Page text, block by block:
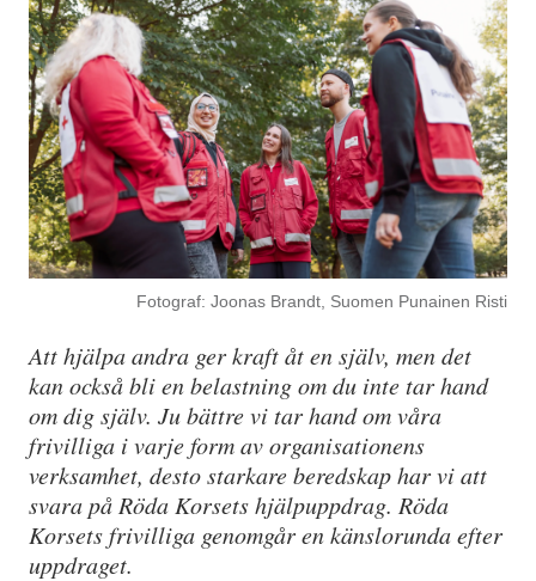
Fotograf: Joonas Brandt, Suomen Punainen Risti
Att hjälpa andra ger kraft åt en själv, men det
kan också bli en belastning om du inte tar hand
om dig själv. Ju bättre vi tar hand om våra
frivilliga i varje form av organisationens
verksamhet, desto starkare beredskap har vi att
svara på Röda Korsets hjälpuppdrag. Röda
Korsets frivilliga genomgår en känslorunda efter
uppdraget.